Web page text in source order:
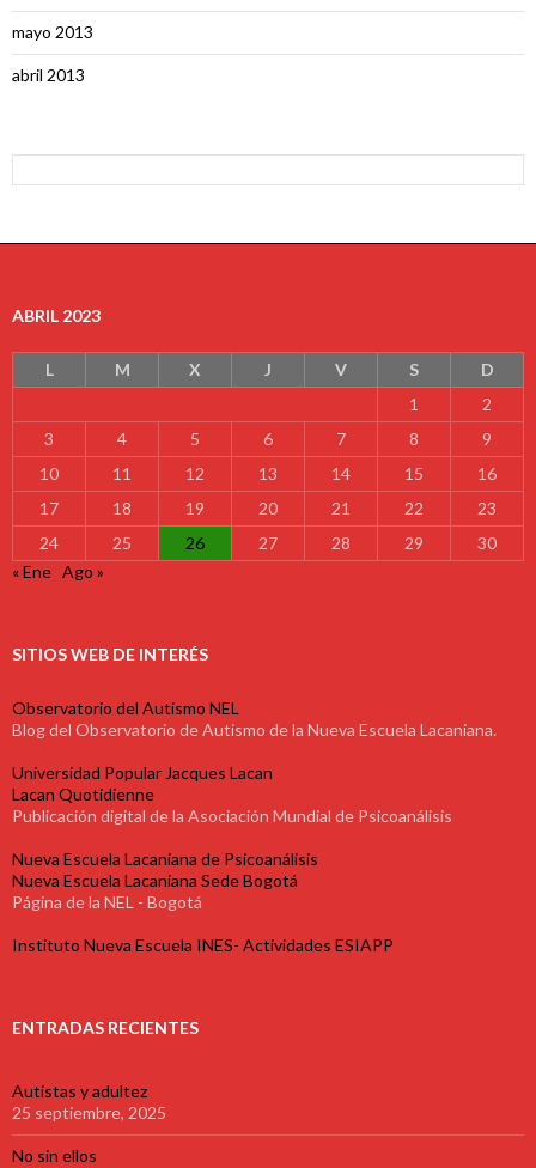
mayo 2013
abril 2013
ABRIL 2023
L M X J V S
D
1
2
3
4 5 6 7 8
9
10
11 12 13 14 15
16
17
18 19 20 21 22
23
24
25 26 27 28 29
30
« Ene Ago »
SITIOS WEB DE INTERÉS
Observatorio del Autismo NEL
Blog del Observatorio de Autismo de la Nueva Escuela Lacaniana.
Universidad Popular Jacques Lacan
Lacan Quotidienne
Publicación digital de la Asociación Mundial de Psicoanálisis
Nueva Escuela Lacaniana de Psicoanálisis
Nueva Escuela Lacaniana Sede Bogotá
Página de la NEL - Bogotá
Instituto Nueva Escuela INES- Actividades ESIAPP
ENTRADAS RECIENTES
Autistas y adultez
25 septiembre, 2025
No sin ellos